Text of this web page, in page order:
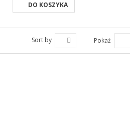
DO KOSZYKA
Sort by Pokaż